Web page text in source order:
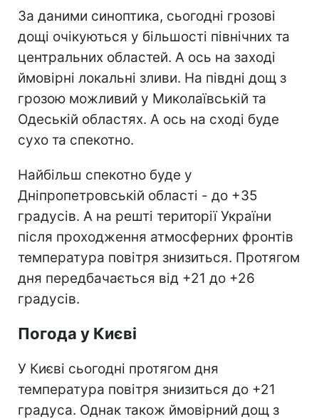
За даними синоптика, сьогодні грозові
дощі очікуються у більшості північних та
центральних областей. А ось на заході
ймовірні локальні зливи. На півдні дощ з
грозою можливий у Миколаївській та
Одеській областях. А ось на сході буде
сухо та спекотно.
Найбільш спекотно буде у
Дніпропетровській області - до +35
градусів. А на решті території України
після проходження атмосферних фронтів
температура повітря знизиться. Протягом
дня передбачається від +21 до +26
градусів.
Погода у Києві
У Києві сьогодні протягом дня
температура повітря знизиться до +21
градуса. Однак також ймовірний дощ з